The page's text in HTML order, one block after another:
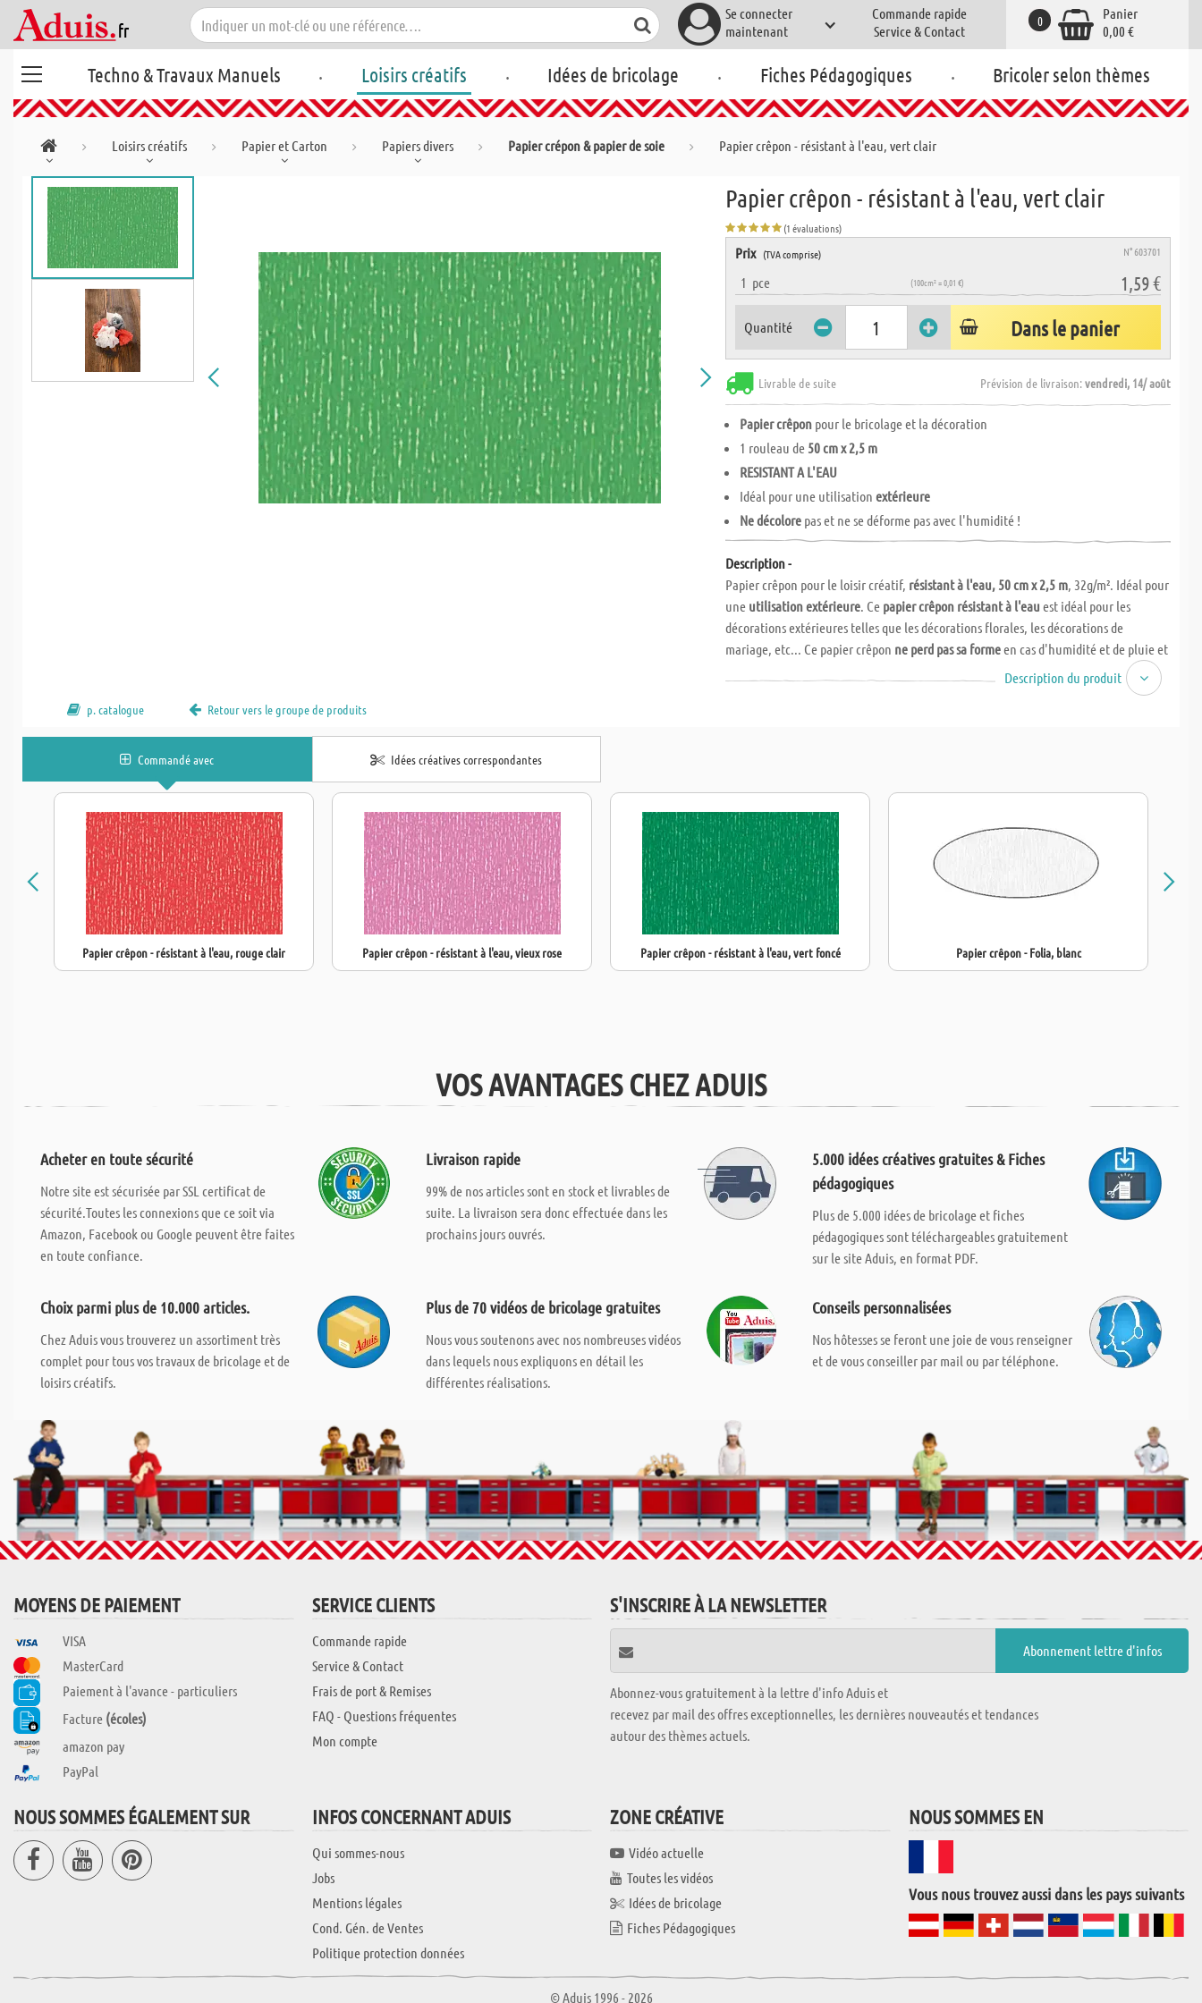
Se connecter
maintenant
Commande rapide
Service & Contact
Panier
0,00 €
0
Techno & Travaux Manuels . Loisirs créatifs . Idées de bricolage . Fiches Pédagogiques . Bricoler selon thèmes
Loisirs créatifs Papier et Carton Papiers divers Papier crépon & papier de soie Papier crêpon - résistant à l'eau, vert clair
Papier crêpon - résistant à l'eau, vert clair
(1 évaluations)
Prix (TVA comprise) N° 603701
1 pce (100cm² = 0,01 €) 1,59 €
Quantité Dans le panier
Livrable de suite Prévision de livraison:vendredi, 14/ août
Papier crêpon pour le bricolage et la décoration
1 rouleau de 50 cm x 2,5 m
RESISTANT A L'EAU
Idéal pour une utilisationextérieure
Ne décolore pas et ne se déforme pas avec l'humidité !
Description -
Papier crêpon pour le loisir créatif, résistant à l'eau, 50 cm x 2,5 m, 32g/m². Idéal pour
une utilisation extérieure. Ce papier crêpon résistant à l'eau est idéal pour les
décorations extérieures telles que les décorations florales, les décorations de
mariage, etc... Ce papier crêpon ne perd pas sa formeen cas d'humidité et de pluie et
Description du produit
p. catalogue Retour vers le groupe de produits
Commandé avec Idées créatives correspondantes
Papier crêpon - résistant à l'eau, rouge clair Papier crêpon - résistant à l'eau, vieux rose Papier crêpon - résistant à l'eau, vert foncé Papier crêpon - Folia, blanc
VOS AVANTAGES CHEZ ADUIS
Acheter en toute sécurité
Notre site est sécurisée par SSL certificat de
sécurité.Toutes les connexions que ce soit via
Amazon, Facebook ou Google peuvent être faites
en toute confiance.
Livraison rapide
99% de nos articles sont en stock et livrables de
suite. La livraison sera donc effectuée dans les
prochains jours ouvrés.
5.000 idées créatives gratuites & Fiches
pédagogiques
Plus de 5.000 idées de bricolage et fiches
pédagogiques sont téléchargeables gratuitement
sur le site Aduis, en format PDF.
Choix parmi plus de 10.000 articles.
Chez Aduis vous trouverez un assortiment très
complet pour tous vos travaux de bricolage et de
loisirs créatifs.
Plus de 70 vidéos de bricolage gratuites
Nous vous soutenons avec nos nombreuses vidéos
dans lequels nous expliquons en détail les
différentes réalisations.
Conseils personnalisées
Nos hôtesses se feront une joie de vous renseigner
et de vous conseiller par mail ou par téléphone.
MOYENS DE PAIEMENT
VISA
MasterCard
Paiement à l'avance - particuliers
Facture (écoles)
amazon pay
PayPal
SERVICE CLIENTS
Commande rapide
Service & Contact
Frais de port & Remises
FAQ - Questions fréquentes
Mon compte
S'INSCRIRE À LA NEWSLETTER
Abonnez-vous gratuitement à la lettre d'info Aduis et
recevez par mail des offres exceptionnelles, les dernières nouveautés et tendances
autour des thèmes actuels.
NOUS SOMMES ÉGALEMENT SUR INFOS CONCERNANT ADUIS
Qui sommes-nous
Jobs
Mentions légales
Cond. Gén. de Ventes
Politique protection données
ZONE CRÉATIVE
Vidéo actuelle
Toutes les vidéos
Idées de bricolage
Fiches Pédagogiques
NOUS SOMMES EN
Vous nous trouvez aussi dans les pays suivants
© Aduis 1996 - 2026